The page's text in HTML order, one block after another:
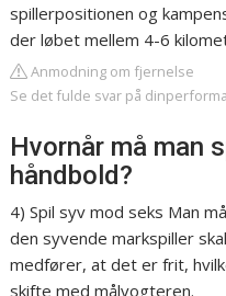
spillerpositionen og
der løbet mellem 4-6
Anmodning om fjernelse
Se det fulde svar på
Hvornår må man
håndbold?
4) Spil syv mod seks Man
den syvende markspiller
medfører, at det er frit,
skifte med målvogteren.